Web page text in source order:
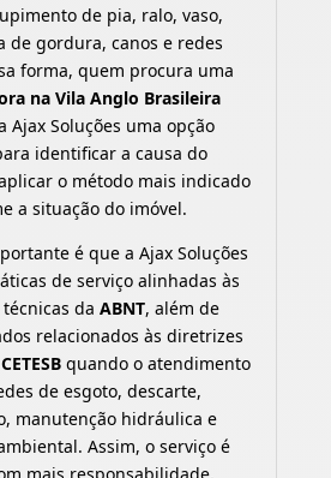
de pia, ralo, vaso,
de gordura, canos e redes
forma, quem procura uma
na Vila Anglo Brasileira
Ajax Soluções uma opção
identificar a causa do
o método mais indicado
a situação do imóvel.
é que a Ajax Soluções
de serviço alinhadas às
da ABNT, além de
relacionados às diretrizes
CETESB quando o atendimento
de esgoto, descarte,
manutenção hidráulica e
Assim, o serviço é